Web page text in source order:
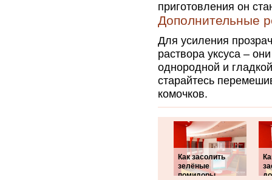
приготовления он
Дополнительные
Для усиления
раствора уксуса –
однородной и
старайтесь
комочков.
Как засолить
зелёные
помидоры